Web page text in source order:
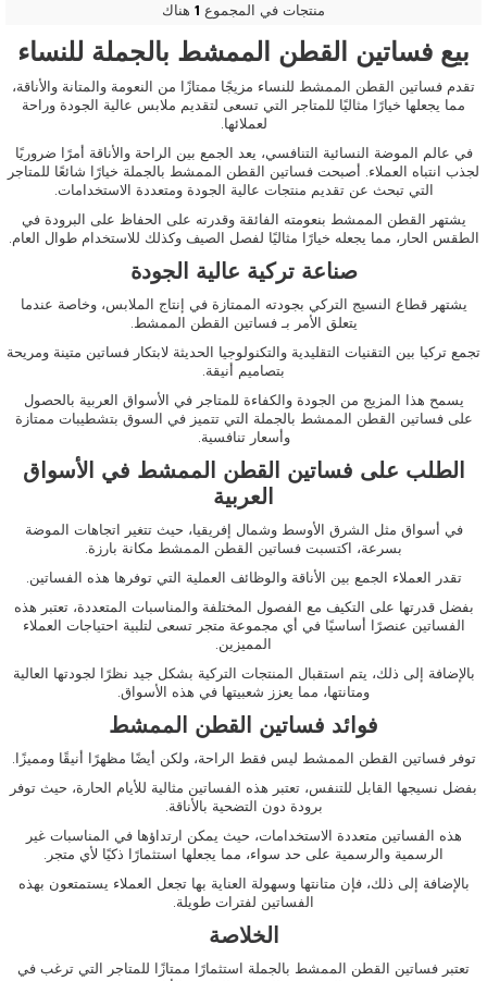
منتجات في المجموع 1 هناك
بيع فساتين القطن الممشط بالجملة للنساء
تقدم فساتين القطن الممشط للنساء مزيجًا ممتازًا من النعومة والمتانة والأناقة،
مما يجعلها خيارًا مثاليًا للمتاجر التي تسعى لتقديم ملابس عالية الجودة وراحة
لعملائها.
في عالم الموضة النسائية التنافسي، يعد الجمع بين الراحة والأناقة أمرًا ضروريًا
لجذب انتباه العملاء. أصبحت فساتين القطن الممشط بالجملة خيارًا شائعًا للمتاجر
التي تبحث عن تقديم منتجات عالية الجودة ومتعددة الاستخدامات.
يشتهر القطن الممشط بنعومته الفائقة وقدرته على الحفاظ على البرودة في
الطقس الحار، مما يجعله خيارًا مثاليًا لفصل الصيف وكذلك للاستخدام طوال العام.
صناعة تركية عالية الجودة
يشتهر قطاع النسيج التركي بجودته الممتازة في إنتاج الملابس، وخاصة عندما
يتعلق الأمر بـ فساتين القطن الممشط
تجمع تركيا بين التقنيات التقليدية والتكنولوجيا الحديثة لابتكار فساتين متينة ومريحة
بتصاميم أنيقة.
يسمح هذا المزيج من الجودة والكفاءة للمتاجر في الأسواق العربية بالحصول
على فساتين القطن الممشط بالجملة التي تتميز في السوق بتشطيبات ممتازة
وأسعار تنافسية.
الطلب على فساتين القطن الممشط في الأسواق
العربية
في أسواق مثل الشرق الأوسط وشمال إفريقيا، حيث تتغير اتجاهات الموضة
بسرعة، اكتسبت فساتين القطن الممشط مكانة بارزة.
تقدر العملاء الجمع بين الأناقة والوظائف العملية التي توفرها هذه الفساتين.
بفضل قدرتها على التكيف مع الفصول المختلفة والمناسبات المتعددة، تعتبر هذه
الفساتين عنصرًا أساسيًا في أي مجموعة متجر تسعى لتلبية احتياجات العملاء
المميزين.
بالإضافة إلى ذلك، يتم استقبال المنتجات التركية بشكل جيد نظرًا لجودتها العالية
ومتانتها، مما يعزز شعبيتها في هذه الأسواق.
فوائد فساتين القطن الممشط
توفر فساتين القطن الممشط ليس فقط الراحة، ولكن أيضًا مظهرًا أنيقًا ومميزًا.
بفضل نسيجها القابل للتنفس، تعتبر هذه الفساتين مثالية للأيام الحارة، حيث توفر
برودة دون التضحية بالأناقة.
هذه الفساتين متعددة الاستخدامات، حيث يمكن ارتداؤها في المناسبات غير
الرسمية والرسمية على حد سواء، مما يجعلها استثمارًا ذكيًا لأي متجر.
بالإضافة إلى ذلك، فإن متانتها وسهولة العناية بها تجعل العملاء يستمتعون بهذه
الفساتين لفترات طويلة.
الخلاصة
تعتبر فساتين القطن الممشط بالجملة استثمارًا ممتازًا للمتاجر التي ترغب في